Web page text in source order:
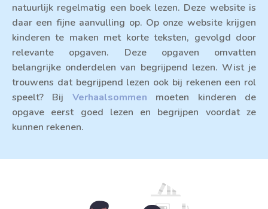
natuurlijk regelmatig een boek lezen. Deze website is
daar een fijne aanvulling op. Op onze website krijgen
kinderen te maken met korte teksten, gevolgd door
relevante opgaven. Deze opgaven omvatten
belangrijke onderdelen van begrijpend lezen. Wist je
trouwens dat begrijpend lezen ook bij rekenen een rol
speelt? Bij Verhaalsommen moeten kinderen de
opgave eerst goed lezen en begrijpen voordat ze
kunnen rekenen.